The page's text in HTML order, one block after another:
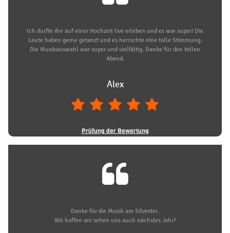
Ich durfte ihn auf einer Hochzeit live erleben und es war super! Die
Leute haben gerne getanzt und es herrschte eine tolle Stimmung.
Die Musikauswahl war super und vielfältig. Danke für den tollen
Abend.
Alex
Prüfung der Bewertung
Danke für die Musik am Silvester.
Wir hoffen wir sehen uns auch nächstes Jahr?